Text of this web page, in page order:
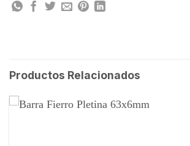
Productos Relacionados